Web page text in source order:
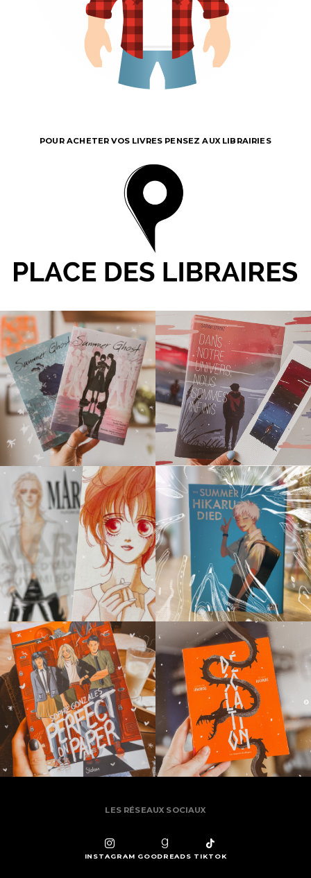
POUR ACHETER VOS LIVRES PENSEZ AUX LIBRAIRIES
LES RÉSEAUX SOCIAUX
INSTAGRAM GOODREADS TIKTOK